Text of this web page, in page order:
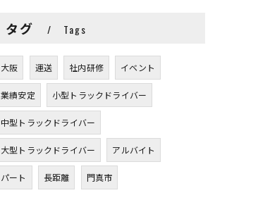
タグ Tags
大阪 運送 社内研修 イベント
業績安定 小型トラックドライバー
中型トラックドライバー
大型トラックドライバー アルバイト
パート 長距離 門真市